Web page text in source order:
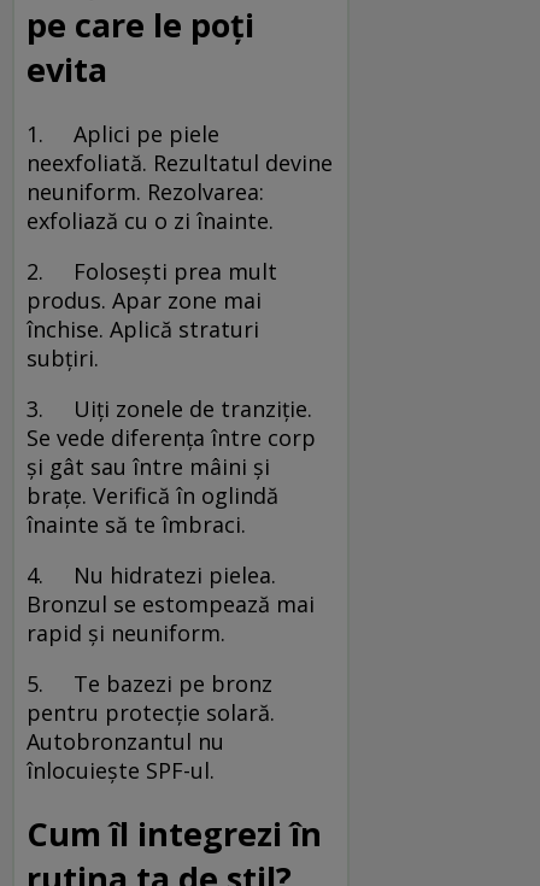
pe care le poți
evita
1. Aplici pe piele
neexfoliată. Rezultatul devine
neuniform. Rezolvarea:
exfoliază cu o zi înainte.
2. Folosești prea mult
produs. Apar zone mai
închise. Aplică straturi
subțiri.
3. Uiți zonele de tranziție.
Se vede diferența între corp
și gât sau între mâini și
brațe. Verifică în oglindă
înainte să te îmbraci.
4. Nu hidratezi pielea.
Bronzul se estompează mai
rapid și neuniform.
5. Te bazezi pe bronz
pentru protecție solară.
Autobronzantul nu
înlocuiește SPF-ul.
Cum îl integrezi în